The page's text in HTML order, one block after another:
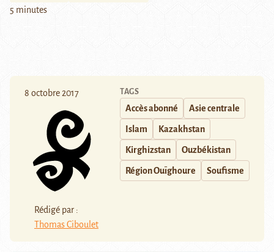
5 minutes
8 octobre 2017
Rédigé par :
Thomas Ciboulet
TAGS
Accès abonné Asie centrale
Islam Kazakhstan
Kirghizstan Ouzbékistan
Région Ouïghoure Soufisme